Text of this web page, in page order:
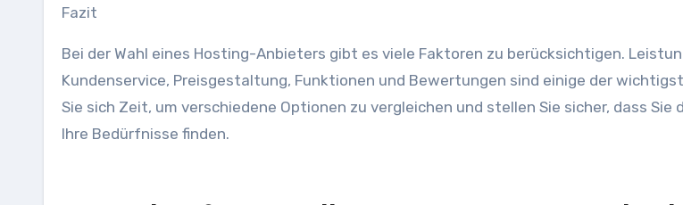
Fazit
Bei der Wahl eines Hosting-Anbieters gibt es viele Faktoren zu berücksichtigen.
Kundenservice, Preisgestaltung, Funktionen und Bewertungen sind einige der
Sie sich Zeit, um verschiedene Optionen zu vergleichen und stellen Sie sicher, dass
Ihre Bedürfnisse finden.